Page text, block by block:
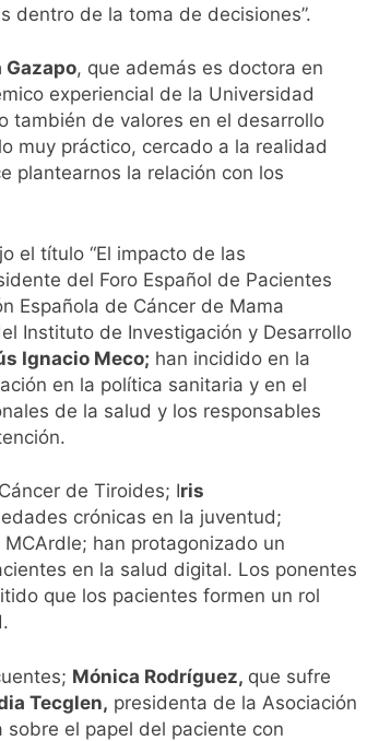
dentro de la toma de decisiones”.
Gazapo, que además es doctora en
experiencial de la Universidad
también de valores en el desarrollo
muy práctico, cercado a la realidad
plantearnos la relación con los
el título “El impacto de las
del Foro Español de Pacientes
Española de Cáncer de Mama
Instituto de Investigación y Desarrollo
Ignacio Meco; han incidido en la
en la política sanitaria y en el
de la salud y los responsables
de Tiroides; Iris
crónicas en la juventud;
han protagonizado un
en la salud digital. Los ponentes
que los pacientes formen un rol
Mónica Rodríguez, que sufre
Tecglen, presidenta de la Asociación
el papel del paciente con